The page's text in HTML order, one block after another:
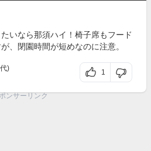
いなら那須ハイ！椅子席もフード
、閉園時間が短めなのに注意。
)
1
ンサーリンク